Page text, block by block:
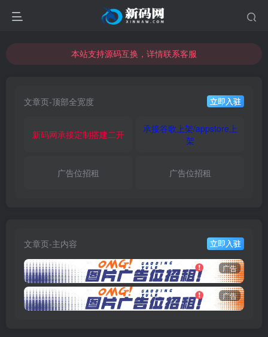
本站支持源码互换，详情联系客服
本站支持源码互换，详情联系客服
文章页-顶部全宽度 立即入驻
新码网承接定制搭建二开
承接谷歌上架/appstore上
架
广告位招租 广告位招租
文章页-主内容 立即入驻
广告
广告